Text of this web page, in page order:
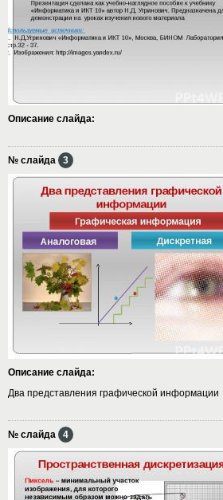
Описание слайда:
№ слайда 3
Описание слайда:
Два представления графической информации
№ слайда 4